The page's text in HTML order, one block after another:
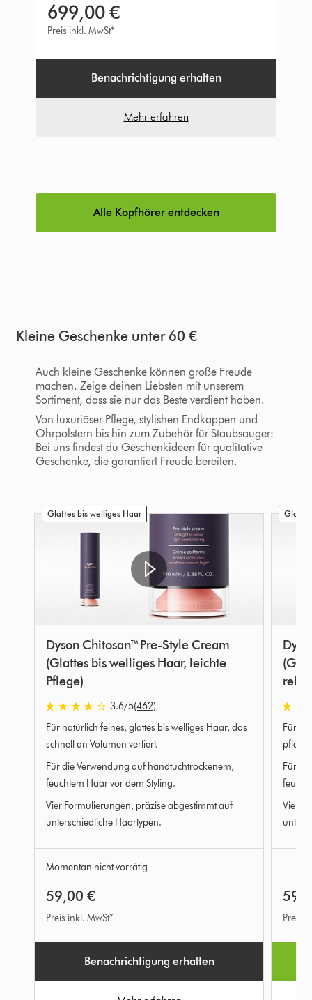
Sternen
in
Bewertungen
699,00 €
Preis inkl. MwSt*
Benachrichtigung erhalten
Mehr erfahren
Alle Kopfhörer entdecken
Kleine Geschenke unter 60 €
Auch kleine Geschenke können große Freude
machen. Zeige deinen Liebsten mit unserem
Sortiment, dass sie nur das Beste verdient haben.
Von luxuriöser Pflege, stylishen Endkappen und
Ohrpolstern bis hin zum Zubehör für Staubsauger:
Bei uns findest du Geschenkideen für qualitative
Geschenke, die garantiert Freude bereiten.
Glattes bis welliges Haar
Dyson Chitosan™ Pre-Style Cream
(Glattes bis welliges Haar, leichte
Pflege)
3.6
von
5
in
462
Bewertungen
3.6/5(462)
Für natürlich feines, glattes bis welliges Haar, das
schnell an Volumen verliert.
Für die Verwendung auf handtuchtrockenem,
feuchtem Haar vor dem Styling.
Vier Formulierungen, präzise abgestimmt auf
unterschiedliche Haartypen.
Momentan nicht vorrätig
59,00 €
Preis inkl. MwSt*
Benachrichtigung erhalten
3.6
von
5
in
462
Für
Für
Vier
Preis